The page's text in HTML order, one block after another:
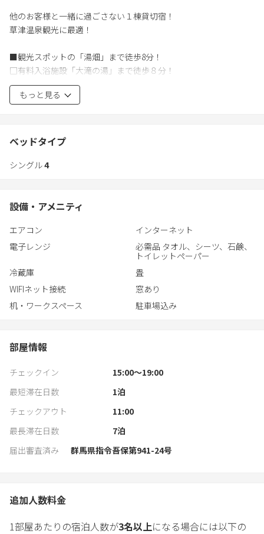
他のお客様と一緒に過ごさない１棟貸切宿！
草津温泉観光に最適！
■観光スポットの「湯畑」まで徒歩8分！
□有料入浴施設「大滝の湯」まで徒歩８分！
■wifiを完備してますので、ワーケーションなどのご利用もできま
1階には玄関、フリースペース、ジムビームBARがあり、無料のジ
※フリースペースには冷蔵庫、ウォーターサーバー、電子レンジ
2階には洋式トイレが1つ、洗面所が2つ、個室の寝室が2部屋あり
浴室(お風呂、シャワー)はありません。周辺の入浴施設をご利用く
ださいませ
※1階から階段で2階へ上がって頂きます
当施設近辺に駐車場スペースはなく、チェックイン場所にて無料
駐車場のご用意がございます
そちらからお車で送迎させて頂きます
もっと見る
ベッドタイプ
シングル4
設備・アメニティ
エアコン
インターネット
電子レンジ
必需品 タオル、シーツ、石鹸、
トイレットペーパー
冷蔵庫
畳
WIFIネット接続
窓あり
机・ワークスペース
駐車場込み
部屋情報
チェックイン
15:00〜19:00
最短滞在日数
1泊
チェックアウト
11:00
最長滞在日数
7泊
届出審査済み
群馬県指令吾保第941-24号
追加人数料金
1部屋あたりの宿泊人数が3名以上になる場合には以下の